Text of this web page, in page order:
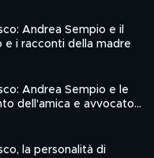
Andrea Sempio e il
e i racconti della madre
Andrea Sempio e le
dell'amica e avvocato
la personalità di